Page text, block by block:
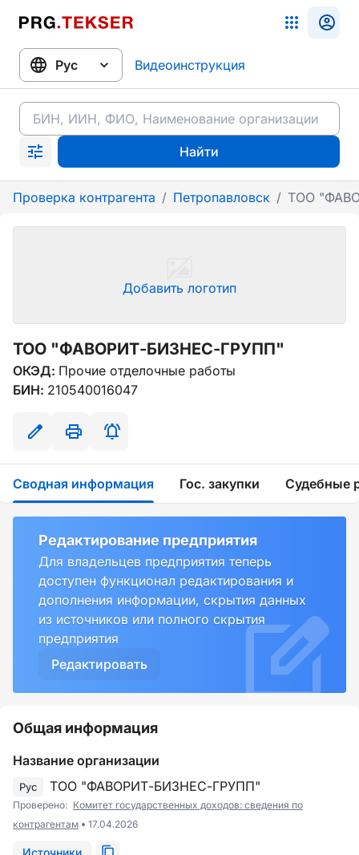
Видеоинструкция
Найти
Проверка контрагента / Петропавловск / ТОО
Добавить логотип
ТОО "ФАВОРИТ-БИЗНЕС-ГРУПП"
ОКЭД: Прочие отделочные работы
БИН: 210540016047
Сводная информация Гос. закупки Судебные
Редактирование предприятия
Для владельцев предприятия теперь
доступен функционал редактирования и
дополнения информации, скрытия данных
из источников или полного скрытия
предприятия
Редактировать
Общая информация
Название организации
Рус ТОО "ФАВОРИТ-БИЗНЕС-ГРУПП"
Проверено: Комитет государственных доходов: сведения по
контрагентам
17.04.2026
Источники